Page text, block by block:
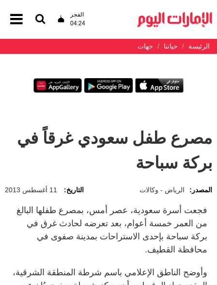
الفجر
04:24
الرئيسة حياتنا جهات
مصرع طفل سعودي غرقاً في
بركة سباحة
المصدر: الرياض - وكالات التاريخ: 11 أغسطس 2013
فجعت أسرة سعودية، عصر أمس، بمصرع طفلها البالغ
من العمر خمسة أعوام، بعد تعرضه لحادث غرق في
بركة سباحة بإحدى الاستراحات بمدينة صفوى في
محافظة القطيف.
وأوضح الناطق الإعلامي باسم شرطة المنطقة الشرقية،